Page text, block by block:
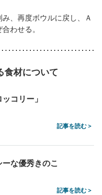
、再度ボウルに戻し、Ａ
わせる。
食材について
コリー」
記事を読む >
ーな優秀きのこ
記事を読む >